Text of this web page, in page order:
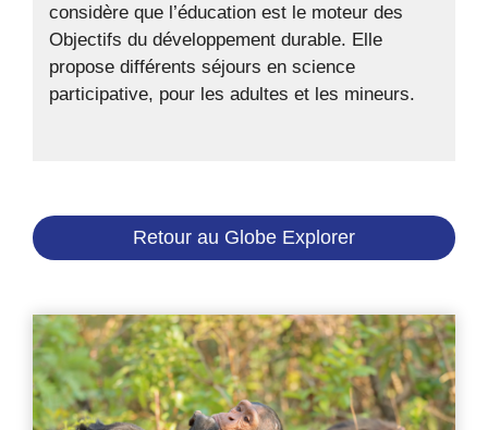
considère que l’éducation est le moteur des
Objectifs du développement durable. Elle
propose différents séjours en science
participative, pour les adultes et les mineurs.
Retour au Globe Explorer